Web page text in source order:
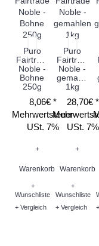
Puro
Fairtrade
Noble -
Bohne
250g
8,06€ *
Mehrwertsteuer
USt. 7%
+
Warenkorb
+
Wunschliste
+ Vergleich
Puro
Fairtrade
Noble -
gemahlen
1kg
28,70€ *
USt. 7%
+
Warenkorb
+
Wunschliste
+ Vergleich